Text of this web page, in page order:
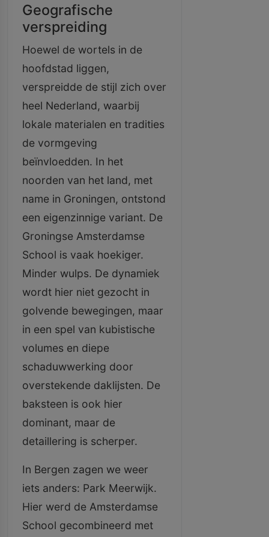
Geografische
verspreiding
Hoewel de wortels in de
hoofdstad liggen,
verspreidde de stijl zich over
heel Nederland, waarbij
lokale materialen en tradities
de vormgeving
beïnvloedden. In het
noorden van het land, met
name in Groningen, ontstond
een eigenzinnige variant. De
Groningse Amsterdamse
School is vaak hoekiger.
Minder wulps. De dynamiek
wordt hier niet gezocht in
golvende bewegingen, maar
in een spel van kubistische
volumes en diepe
schaduwwerking door
overstekende daklijsten. De
baksteen is ook hier
dominant, maar de
detaillering is scherper.
In Bergen zagen we weer
iets anders: Park Meerwijk.
Hier werd de Amsterdamse
School gecombineerd met